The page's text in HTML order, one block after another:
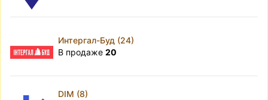
Интергал-Буд (24)
В продаже 20
DIM (8)